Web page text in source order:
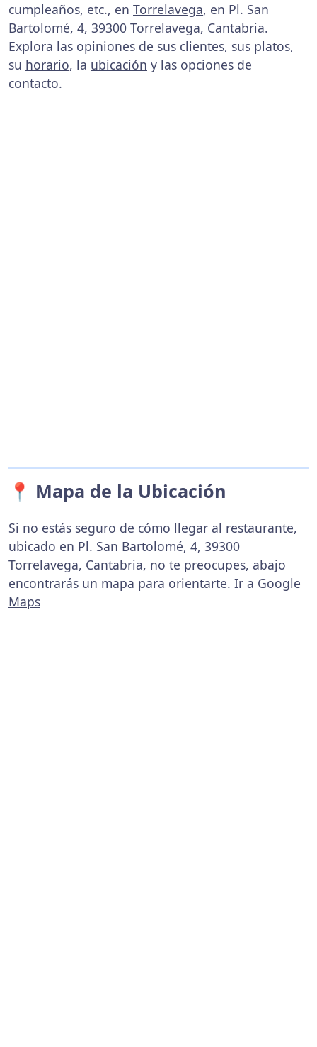
cumpleaños, etc., en Torrelavega, en Pl. San
Bartolomé, 4, 39300 Torrelavega, Cantabria.
Explora las opiniones de sus clientes, sus platos,
su horario, la ubicación y las opciones de
contacto.
📍 Mapa de la Ubicación
Si no estás seguro de cómo llegar al restaurante,
ubicado en Pl. San Bartolomé, 4, 39300
Torrelavega, Cantabria, no te preocupes, abajo
encontrarás un mapa para orientarte. Ir a Google
Maps